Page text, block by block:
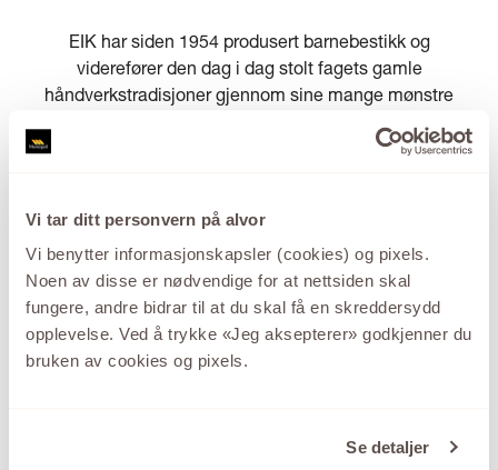
Vi tar ditt personvern på alvor
Vi benytter informasjonskapsler (cookies) og pixels.
Noen av disse er nødvendige for at nettsiden skal
fungere, andre bidrar til at du skal få en skreddersydd
opplevelse. Ved å trykke «Jeg aksepterer» godkjenner du
bruken av cookies og pixels.
Se detaljer
EIK har siden 1954 produsert barnebestikk og
viderefører den dag i dag stolt fagets gamle
håndverkstradisjoner gjennom sine mange mønstre